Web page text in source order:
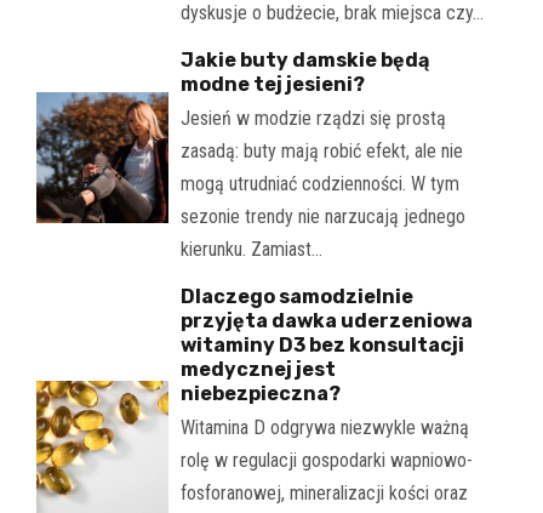
dyskusje o budżecie, brak miejsca czy…
Jakie buty damskie będą
modne tej jesieni?
Jesień w modzie rządzi się prostą
zasadą: buty mają robić efekt, ale nie
mogą utrudniać codzienności. W tym
sezonie trendy nie narzucają jednego
kierunku. Zamiast…
Dlaczego samodzielnie
przyjęta dawka uderzeniowa
witaminy D3 bez konsultacji
medycznej jest
niebezpieczna?
Witamina D odgrywa niezwykle ważną
rolę w regulacji gospodarki wapniowo-
fosforanowej, mineralizacji kości oraz